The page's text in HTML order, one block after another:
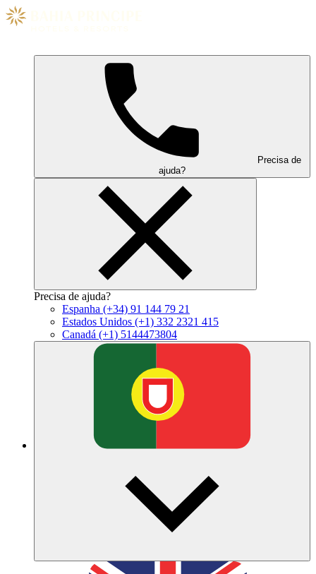
Precisa de
ajuda?
Precisa de ajuda?
Espanha (+34) 91 144 79 21
Estados Unidos (+1) 332 2321 415
Canadá (+1) 5144473804